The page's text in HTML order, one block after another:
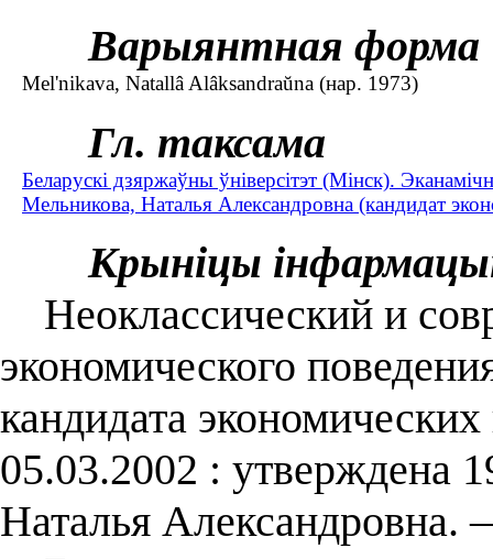
Варыянтная форма
Mel'nikava, Natallâ Alâksandraŭna (нар. 1973)
Гл. таксама
Беларускі дзяржаўны ўніверсітэт (Мінск).
Мельникова, Наталья Александровна (кандидат
Крыніцы
Неоклассический и
экономического
кандидата
05.03.2002 : утверждена
Наталья